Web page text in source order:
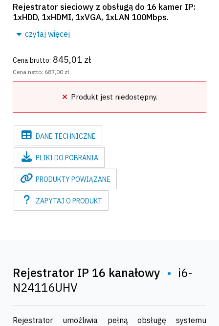
Rejestrator sieciowy z obsługą do 16 kamer IP:
1xHDD, 1xHDMI, 1xVGA, 1xLAN 100Mbps.
czytaj więcej
Cena brutto: 845,01 zł
Cena netto: 687,00 zł
Produkt jest niedostępny.
DANE TECHNICZNE
PLIKI DO POBRANIA
PRODUKTY POWIĄZANE
ZAPYTAJO PRODUKT
Rejestrator IP 16 kanałowy • i6-
N24116UHV
Rejestrator umożliwia pełną obsługę systemu